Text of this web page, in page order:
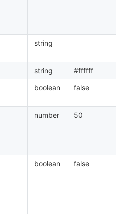
string
string #ffffff
boolean false
number 50
boolean false